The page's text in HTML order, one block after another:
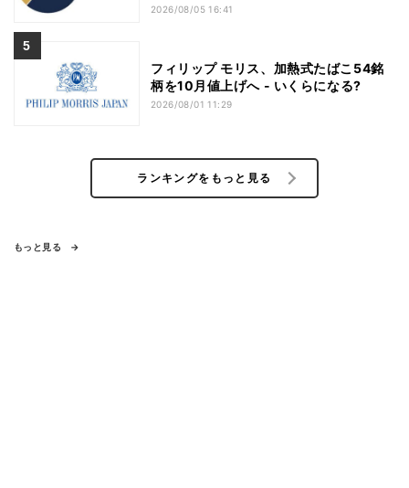
2026/08/05 16:41
フィリップ モリス、加熱式たばこ54銘
柄を10月値上げへ - いくらになる?
2026/08/01 11:29
ランキングをもっと見る
もっと見る